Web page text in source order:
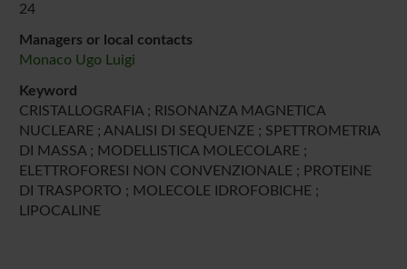
24
Managers or local contacts
Monaco Ugo Luigi
Keyword
CRISTALLOGRAFIA ; RISONANZA MAGNETICA
NUCLEARE ; ANALISI DI SEQUENZE ; SPETTROMETRIA
DI MASSA ; MODELLISTICA MOLECOLARE ;
ELETTROFORESI NON CONVENZIONALE ; PROTEINE
DI TRASPORTO ; MOLECOLE IDROFOBICHE ;
LIPOCALINE